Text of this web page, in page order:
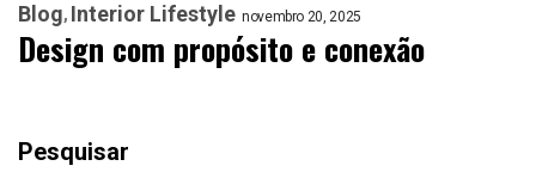
Blog Interior Lifestyle novembro 20, 2025
Design com propósito e conexão
Pesquisar